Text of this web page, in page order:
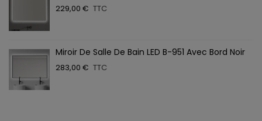
229,00 € TTC
Miroir De Salle De Bain LED B-951 Avec Bord Noir
283,00 € TTC